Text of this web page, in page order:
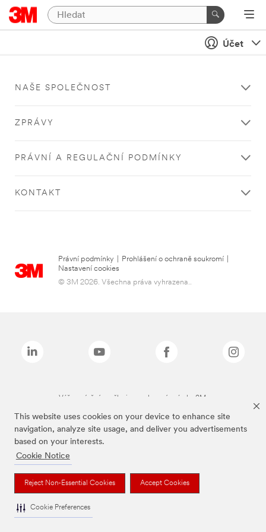
This website uses cookies on your device to enhance site
navigation, analyze site usage, and deliver you advertisements
based on your interests.
Cookie Notice
Reject Non-Essential Cookies Accept Cookies
Cookie Preferences
Účet
NAŠE SPOLEČNOST
ZPRÁVY
PRÁVNÍ A REGULAČNÍ PODMÍNKY
KONTAKT
Právní podmínky Prohlášení o ochraně soukromí
Nastavení cookies
© 3M 2026. Všechna práva vyhrazena..
Výše zmíněné značky jsou ochranné známky 3M.